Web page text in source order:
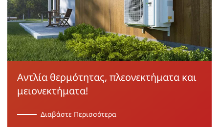
Αντλία θερμότητας, πλεονεκτήματα και
μειονεκτήματα!
Διαβάστε Περισσότερα